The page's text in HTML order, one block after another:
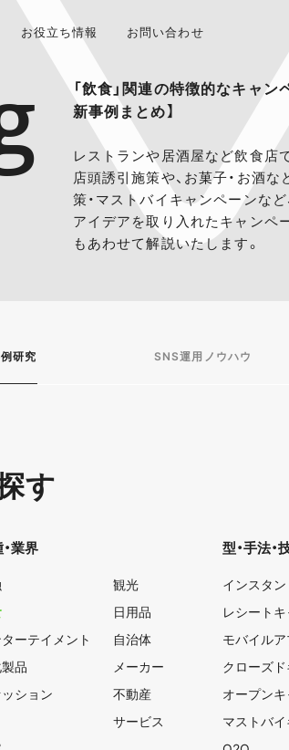
お役立ち情報 お問い合わせ
「飲食」関連の特徴的なキャン
新事例まとめ】
レストランや居酒屋など飲食店
店頭誘引施策や、お菓子・お酒
策・マストバイキャンペーンな
アイデアを取り入れたキャンペ
もあわせて解説いたします。
研究 SNS運用ノウハウ
す
業界
ーテイメント
品
ション
観光
日用品
自治体
メーカー
不動産
サービス
型・手法・
インスタ
レシート
モバイルア
クローズ
オープン
マストバ